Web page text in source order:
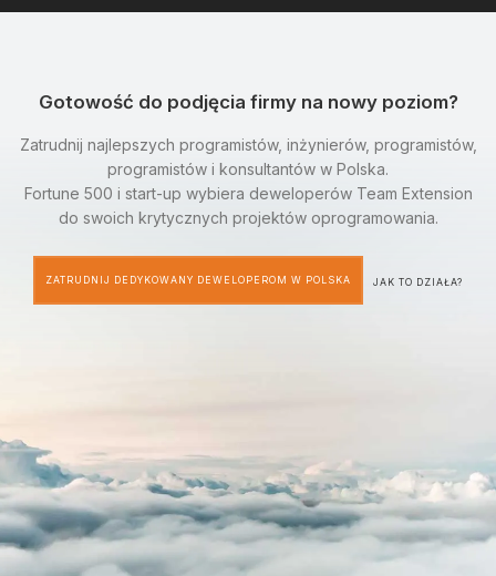
Gotowość do podjęcia firmy na nowy poziom?
Zatrudnij najlepszych programistów, inżynierów, programistów,
programistów i konsultantów w Polska.
Fortune 500 i start-up wybiera deweloperów Team Extension
do swoich krytycznych projektów oprogramowania.
ZATRUDNIJ DEDYKOWANY DEWELOPEROM W POLSKA JAK TO DZIAŁA?